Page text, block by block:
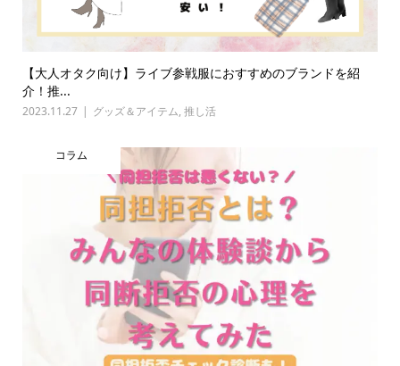
【大人オタク向け】ライブ参戦服におすすめのブランドを紹
介！推...
2023.11.27 グッズ＆アイテム, 推し活
コラム